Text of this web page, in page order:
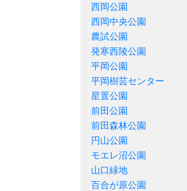
西岡公園
西岡中央公園
農試公園
発寒西陵公園
平岡公園
平岡樹芸センター
星置公園
前田公園
前田森林公園
円山公園
モエレ沼公園
山口緑地
百合が原公園